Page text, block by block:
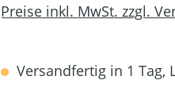
Preise inkl. MwSt. zzgl.
Versandfertig in 1 Tag,